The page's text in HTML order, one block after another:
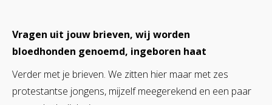
Vragen uit jouw brieven, wij worden
bloedhonden genoemd, ingeboren haat
Verder met je brieven. We zitten hier maar met zes
protestantse jongens, mijzelf meegerekend en een paar